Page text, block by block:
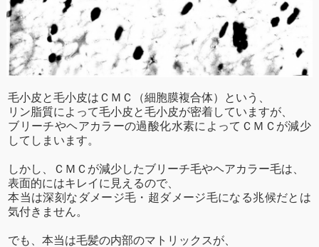
毛小皮と毛小皮はＣＭＣ（細胞膜複合体）という、
リン脂質によって毛小皮と毛小皮が密着していますが、
ブリーチやヘアカラーの過酸化水素によってＣＭＣが減少
してしまいます。
しかし、ＣＭＣが減少したブリーチ毛やヘアカラー毛は、
表面的にはキレイに見えるので、
本当は深刻なダメージ毛・超ダメージ毛になる兆候だとは
気付きません。
でも、本当は毛髪の内部のマトリックスが、